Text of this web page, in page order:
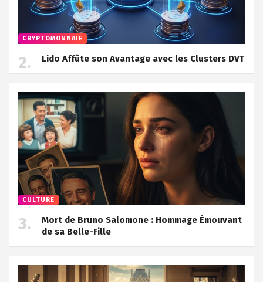
CRYPTOMONNAIE
Lido Affûte son Avantage avec les Clusters DVT
CULTURE
Mort de Bruno Salomone : Hommage Émouvant
de sa Belle-Fille